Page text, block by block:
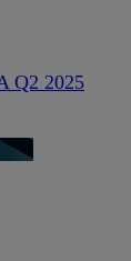
Q2 2025